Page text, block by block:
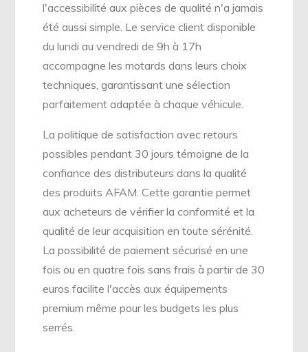
l'accessibilité aux pièces de qualité n'a jamais
été aussi simple. Le service client disponible
du lundi au vendredi de 9h à 17h
accompagne les motards dans leurs choix
techniques, garantissant une sélection
parfaitement adaptée à chaque véhicule.
La politique de satisfaction avec retours
possibles pendant 30 jours témoigne de la
confiance des distributeurs dans la qualité
des produits AFAM. Cette garantie permet
aux acheteurs de vérifier la conformité et la
qualité de leur acquisition en toute sérénité.
La possibilité de paiement sécurisé en une
fois ou en quatre fois sans frais à partir de 30
euros facilite l'accès aux équipements
premium même pour les budgets les plus
serrés.